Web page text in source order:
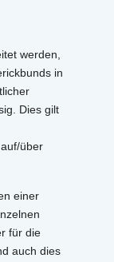
werden,
in
Dies gilt
über
einer
für die
auch dies